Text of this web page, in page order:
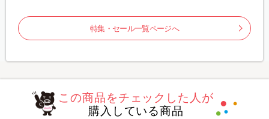
特集・セール一覧ページへ
この商品をチェックした人が
購入している商品